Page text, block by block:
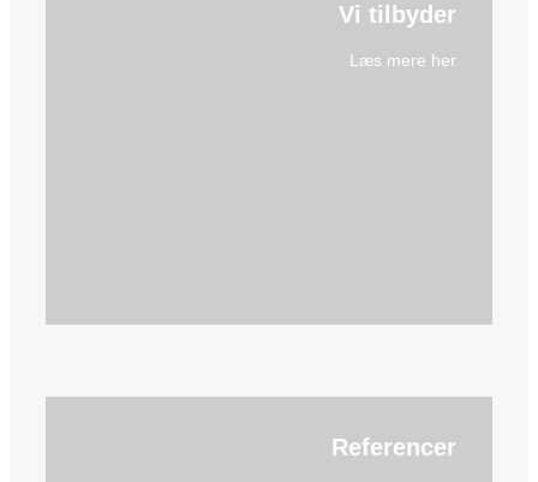
Vi tilbyder
Læs mere her
Referencer